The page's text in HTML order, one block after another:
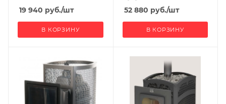
19 940 руб./шт
В КОРЗИНУ
52 880 руб./шт
В КОРЗИНУ
Ширина, мм
Глубина, мм
760
Глубина, мм